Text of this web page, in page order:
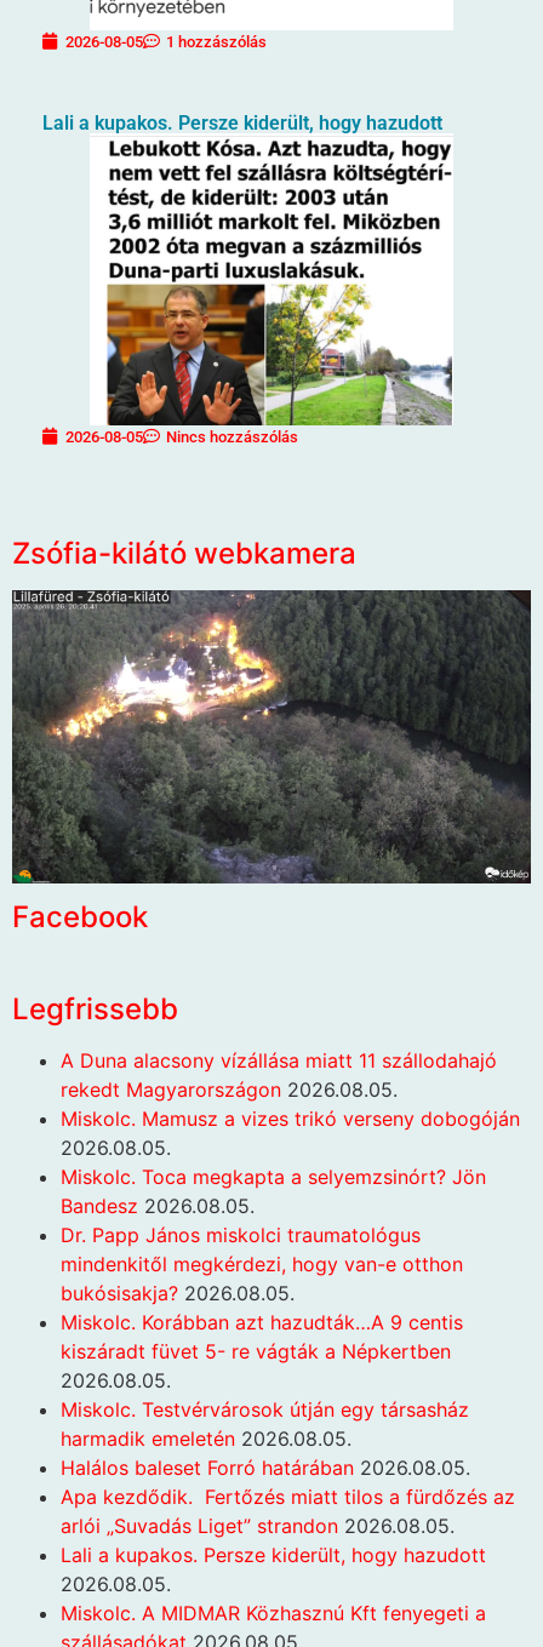
2026-08-05 1 hozzászólás
Lali a kupakos. Persze kiderült, hogy hazudott
2026-08-05 Nincs hozzászólás
Zsófia-kilátó webkamera
Facebook
Legfrissebb
A Duna alacsony vízállása miatt 11 szállodahajó
rekedt Magyarországon 2026.08.05.
Miskolc. Mamusz a vizes trikó verseny dobogóján
2026.08.05.
Miskolc. Toca megkapta a selyemzsinórt? Jön
Bandesz 2026.08.05.
Dr. Papp János miskolci traumatológus
mindenkitől megkérdezi, hogy van-e otthon
bukósisakja? 2026.08.05.
Miskolc. Korábban azt hazudták…A 9 centis
kiszáradt füvet 5- re vágták a Népkertben
2026.08.05.
Miskolc. Testvérvárosok útján egy társasház
harmadik emeletén 2026.08.05.
Halálos baleset Forró határában 2026.08.05.
Apa kezdődik. Fertőzés miatt tilos a fürdőzés az
arlói „Suvadás Liget” strandon 2026.08.05.
Lali a kupakos. Persze kiderült, hogy hazudott
2026.08.05.
Miskolc. A MIDMAR Közhasznú Kft fenyegeti a
szállásadókat 2026.08.05.